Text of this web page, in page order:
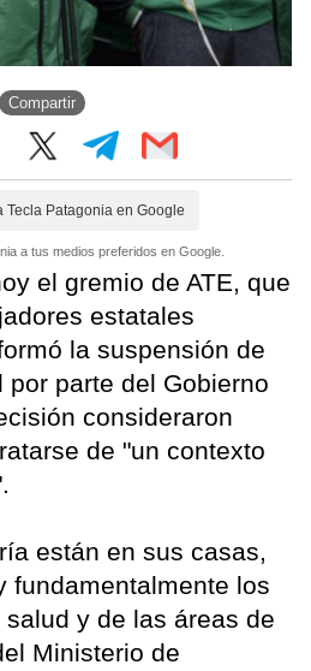
Compartir
Tecla Patagonia en Google
a tus medios preferidos en Google.
el gremio de ATE, que
estatales
la suspensión de
por parte del Gobierno
consideraron
de "un contexto
están en sus casas,
fundamentalmente los
y de las áreas de
Ministerio de